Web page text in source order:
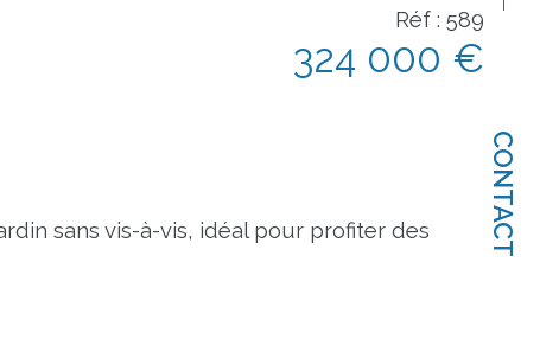
CONTACT
Réf : 589
324 000 €
sans vis-à-vis, idéal pour profiter des